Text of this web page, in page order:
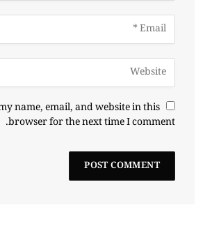
name, email, and website in this
browser for the next time I comment.